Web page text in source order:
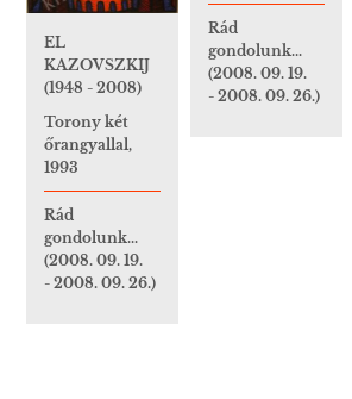
Rád
gondolunk...
(2008. 09. 19.
- 2008. 09. 26.)
EL
KAZOVSZKIJ
(1948 - 2008)
Torony két
őrangyallal,
1993
Rád
gondolunk...
(2008. 09. 19.
- 2008. 09. 26.)